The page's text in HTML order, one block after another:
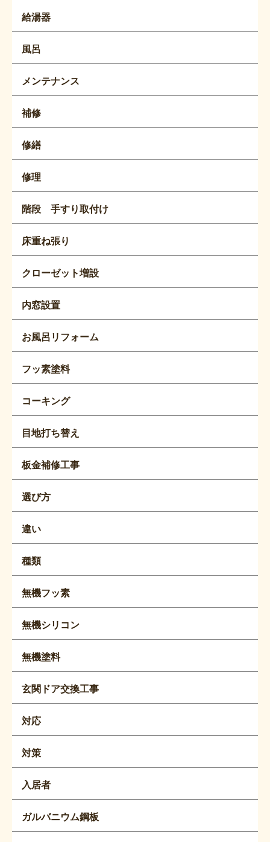
給湯器
風呂
メンテナンス
補修
修繕
修理
階段 手すり取付け
床重ね張り
クローゼット増設
内窓設置
お風呂リフォーム
フッ素塗料
コーキング
目地打ち替え
板金補修工事
選び方
違い
種類
無機フッ素
無機シリコン
無機塗料
玄関ドア交換工事
対応
対策
入居者
ガルバニウム鋼板